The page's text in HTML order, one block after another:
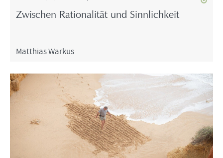
Zwi­schen Ra­tio­na­li­tät und Sinn­lich­keit
Mat­thi­as War­kus